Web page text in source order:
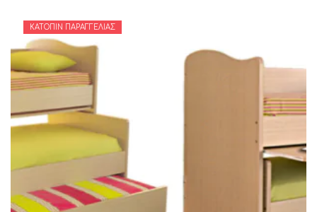
ΚΑΤΌΠΙΝ ΠΑΡΑΓΓΕΛΊΑΣ